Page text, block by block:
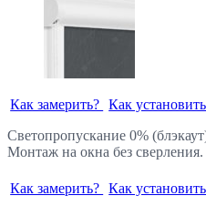
Как замерить? Как
Светопропускание 0%
Монтаж на окна без сверления.
Как замерить? Как